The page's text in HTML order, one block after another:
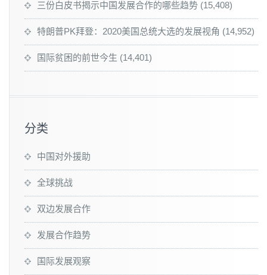
三份白皮书揭示中国发展合作的哪些趋势 (15,408)
特朗普PK拜登：2020美国总统大选的发展视角 (14,952)
国际贫困的前世今生 (14,401)
分类
中国对外援助
全球挑战
双边发展合作
发展合作趋势
国际发展观察